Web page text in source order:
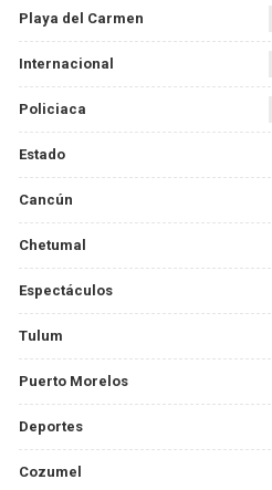
Playa del Carmen
Internacional
Policiaca
Estado
Cancún
Chetumal
Espectáculos
Tulum
Puerto Morelos
Deportes
Cozumel